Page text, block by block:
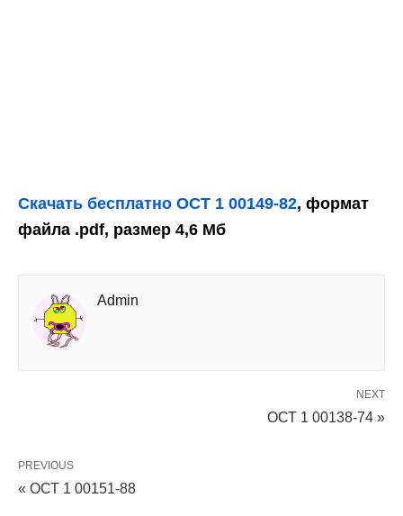
Скачать бесплатно ОСТ 1 00149-82, формат
файла .pdf, размер 4,6 Мб
Admin
NEXT
ОСТ 1 00138-74 »
PREVIOUS
« ОСТ 1 00151-88